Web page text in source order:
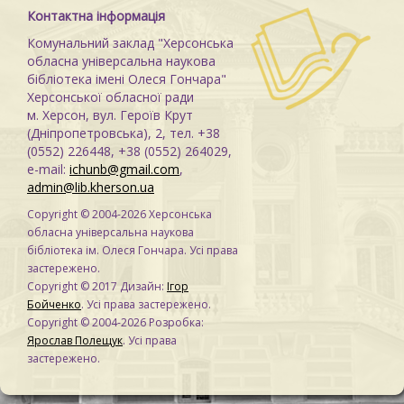
Контактна інформація
Комунальний заклад "Херсонська
обласна універсальна наукова
бібліотека імені Олеся Гончара"
Херсонської обласної ради
м. Херсон, вул. Героїв Крут
(Дніпропетровська), 2, тел. +38
(0552) 226448, +38 (0552) 264029,
e-mail: ichunb@gmail.com,
admin@lib.kherson.ua
Copyright © 2004-2026 Херсонська
обласна універсальна наукова
бібліотека ім. Олеся Гончара. Усі права
застережено.
Copyright © 2017 Дизайн: Ігор
Бойченко. Усі права застережено.
Copyright © 2004-2026 Розробка:
Ярослав Полещук. Усі права
застережено.